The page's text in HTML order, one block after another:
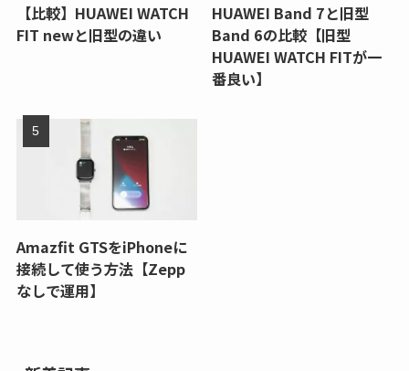
【比較】HUAWEI WATCH
FIT newと旧型の違い
HUAWEI Band 7と旧型
Band 6の比較【旧型
HUAWEI WATCH FITが一
番良い】
Amazfit GTSをiPhoneに
接続して使う方法【Zepp
なしで運用】